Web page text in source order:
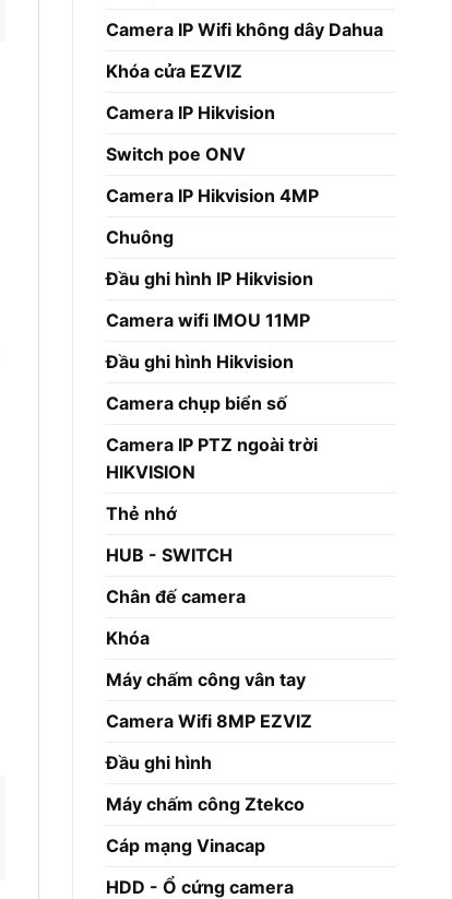
Camera IP Wifi không dây Dahua
Khóa cửa EZVIZ
Camera IP Hikvision
Switch poe ONV
Camera IP Hikvision 4MP
Chuông
Đầu ghi hình IP Hikvision
Camera wifi IMOU 11MP
Đầu ghi hình Hikvision
Camera chụp biển số
Camera IP PTZ ngoài trời
HIKVISION
Thẻ nhớ
HUB - SWITCH
Chân đế camera
Khóa
Máy chấm công vân tay
Camera Wifi 8MP EZVIZ
Đầu ghi hình
Máy chấm công Ztekco
Cáp mạng Vinacap
HDD - Ổ cứng camera